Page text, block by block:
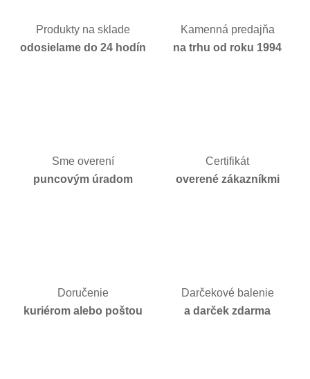
Produkty na sklade
odosielame do 24 hodín
Kamenná predajňa
na trhu od roku 1994
Sme overení
puncovým úradom
Certifikát
overené zákazníkmi
Doručenie
kuriérom alebo poštou
Darčekové balenie
a darček zdarma